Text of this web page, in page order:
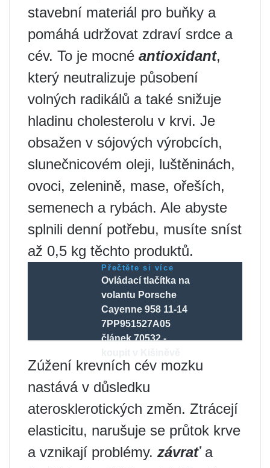
stavební materiál pro buňky a
pomáhá udržovat zdraví srdce a
cév. To je mocné antioxidant,
který neutralizuje působení
volných radikálů a také snižuje
hladinu cholesterolu v krvi. Je
obsažen v sójových výrobcích,
slunečnicovém oleji, luštěninách,
ovoci, zelenině, mase, ořeších,
semenech a rybách. Ale abyste
splnili denní potřebu, musíte sníst
až 0,5 kg těchto produktů.
Přečtěte si více
Ovládací tlačítka na
volantu Porsche
Cayenne 958 11-14
7PP951527A05
článek 70532 -
Zúžení krevních cév mozku
nastává v důsledku
aterosklerotických změn. Ztrácejí
elasticitu, narušuje se průtok krve
a vznikají problémy. závraťa